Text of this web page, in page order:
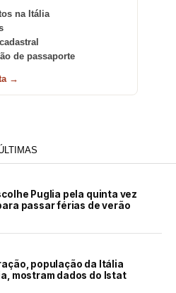
na Itália
de passaporte
→
Puglia pela quinta vez
passar férias de verão
população da Itália
mostram dados do Istat